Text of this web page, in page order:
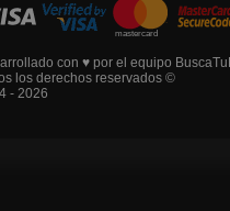
con ♥ por el equipo
los derechos reservados ©
- 2026